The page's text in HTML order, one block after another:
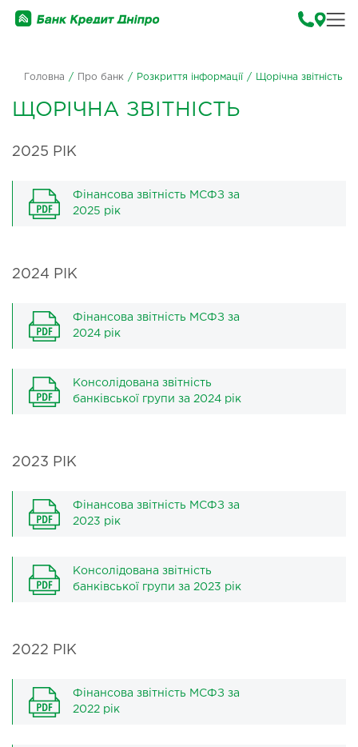
Головна / Про банк / Розкриття інформації / Щорічна звітність
ЩОРІЧНА ЗВІТНІСТЬ
2025 РІК
Фінансова звітність МСФЗ за
2025 рік
2024 РІК
Фінансова звітність МСФЗ за
2024 рік
Консолідована звітність
банківської групи за 2024 рік
2023 РІК
Фінансова звітність МСФЗ за
2023 рік
Консолідована звітність
банківської групи за 2023 рік
2022 РІК
Фінансова звітність МСФЗ за
2022 рік